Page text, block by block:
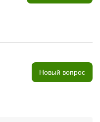
Новый вопрос